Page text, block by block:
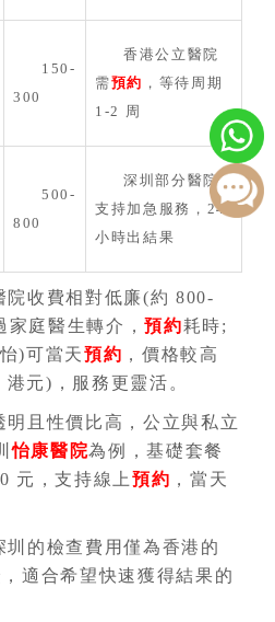
150-
300
香港公立醫院
需預約 ，等待周期
1-2 周
500-
800
深圳部分醫院
支持加急服務，24
小時出結果
院收費相對低廉(約 800-
家庭醫生轉介，預約耗時;
)可當天預約 ，價格較高
元)，服務更靈活。
明且性價比高，公立與私立
怡康醫院為例，基礎套餐
元，支持線上預約 ，當天
圳的檢查費用僅為香港的
適合希望快速獲得結果的